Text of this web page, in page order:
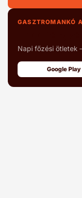
GASZTROMANKÓ
Napi főzési ötletek
Google Play